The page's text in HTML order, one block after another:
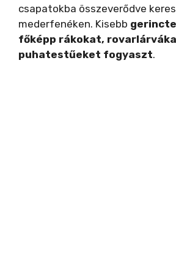
csapatokba összeverődve
mederfenéken. Kisebb
főképp rákokat,
puhatestűeket fogyaszt.